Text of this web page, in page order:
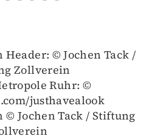
© Jochen Tack /
Zollverein
Ruhr: ©
justhavealook
Jochen Tack / Stiftung